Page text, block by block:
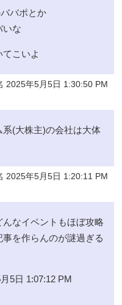
バポとか
いな
こいよ
2025年5月5日 1:30:50 PM
(大株主)の会社は大体
2025年5月5日 1:20:11 PM
なイベントもほぼ攻略
を作らんのが謎過ぎる
5日 1:07:12 PM